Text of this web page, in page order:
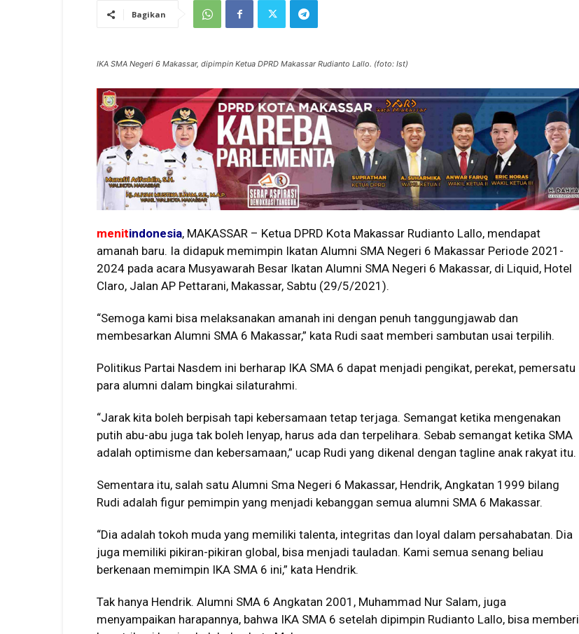
Bagikan
IKA SMA Negeri 6 Makassar, dipimpin Ketua DPRD Makassar Rudianto Lallo. (foto: Ist)
menitindonesia, MAKASSAR – Ketua DPRD Kota Makassar Rudianto Lallo, mendapat
amanah baru. Ia didapuk memimpin Ikatan Alumni SMA Negeri 6 Makassar Periode 2021-
2024 pada acara Musyawarah Besar Ikatan Alumni SMA Negeri 6 Makassar, di Liquid, Hotel
Claro, Jalan AP Pettarani, Makassar, Sabtu (29/5/2021).
“Semoga kami bisa melaksanakan amanah ini dengan penuh tanggungjawab dan
membesarkan Alumni SMA 6 Makassar,” kata Rudi saat memberi sambutan usai terpilih.
Politikus Partai Nasdem ini berharap IKA SMA 6 dapat menjadi pengikat, perekat, pemersatu
para alumni dalam bingkai silaturahmi.
“Jarak kita boleh berpisah tapi kebersamaan tetap terjaga. Semangat ketika mengenakan
putih abu-abu juga tak boleh lenyap, harus ada dan terpelihara. Sebab semangat ketika SMA
adalah optimisme dan kebersamaan,” ucap Rudi yang dikenal dengan tagline anak rakyat itu.
Sementara itu, salah satu Alumni Sma Negeri 6 Makassar, Hendrik, Angkatan 1999 bilang
Rudi adalah figur pemimpin yang menjadi kebanggan semua alumni SMA 6 Makassar.
“Dia adalah tokoh muda yang memiliki talenta, integritas dan loyal dalam persahabatan. Dia
juga memiliki pikiran-pikiran global, bisa menjadi tauladan. Kami semua senang beliau
berkenaan memimpin IKA SMA 6 ini,” kata Hendrik.
Tak hanya Hendrik. Alumni SMA 6 Angkatan 2001, Muhammad Nur Salam, juga
menyampaikan harapannya, bahwa IKA SMA 6 setelah dipimpin Rudianto Lallo, bisa memberi